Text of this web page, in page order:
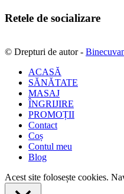
Retele de socializare
© Drepturi de autor -
ACASĂ
SĂNĂTATE
MASAJ
ÎNGRIJIRE
PROMOȚII
Contact
Coș
Contul meu
Blog
Acest site folosește cookies.